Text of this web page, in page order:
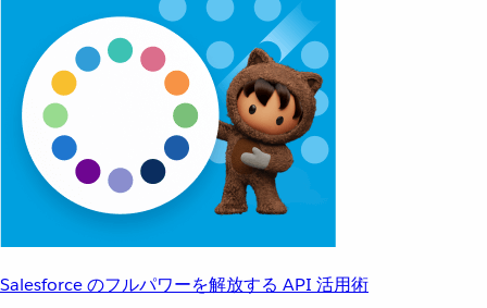
Salesforce のフルパワーを解放する API 活用術